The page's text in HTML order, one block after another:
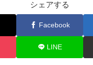
シェアする
Facebook
LINE